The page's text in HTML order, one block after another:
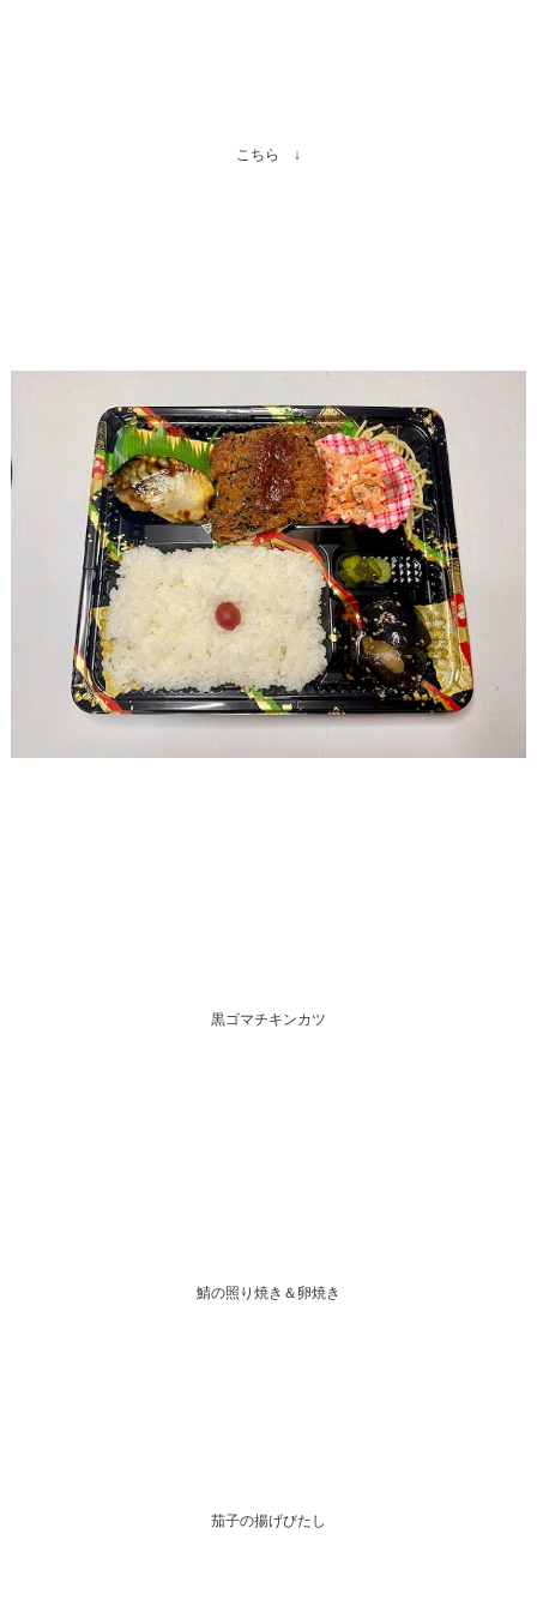
こちら ↓
黒ゴマチキンカツ
鯖の照り焼き＆卵焼き
茄子の揚げびたし